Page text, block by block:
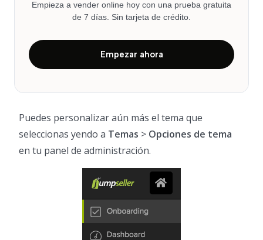
Empieza a vender online hoy con una prueba gratuita
de 7 días. Sin tarjeta de crédito.
Empezar ahora
Puedes personalizar aún más el tema que
seleccionas yendo a Temas > Opciones de tema
en tu panel de administración.